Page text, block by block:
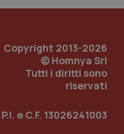
Copyright 2013-2026
© Homnya Srl
Tutti i diritti sono
riservati
P.I. e C.F. 13026241003
.quotidianosanita.it
1